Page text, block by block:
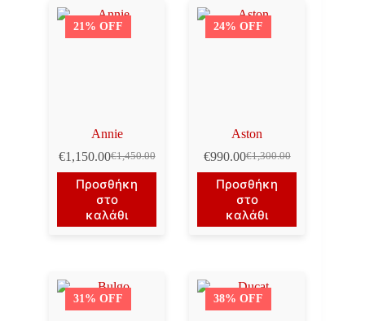
21% OFF
Annie
€1,450.00
Original
price
was:
€1,450.00.
€1,150.00Η
τρέχουσα
τιμή
είναι:
€1,150.00.
Προσθήκη
στο
καλάθι
24% OFF
Aston
€1,300.00
Original
price
was:
€1,300.00.
€990.00Η
τρέχουσα
τιμή
είναι:
€990.00.
Προσθήκη
στο
καλάθι
31% OFF 38% OFF